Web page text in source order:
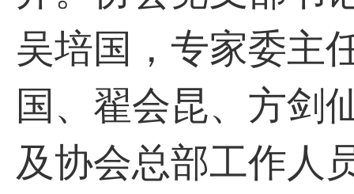
吴培国，专家委主
国、翟会昆、方剑
及协会总部工作人